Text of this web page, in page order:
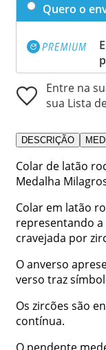
Quero o
Entre na
sua Lista
DESCRIÇÃO
Colar de latão
Medalha
Colar em latão
representando
cravejada por
O anverso
verso traz
Os zircões são
contínua.